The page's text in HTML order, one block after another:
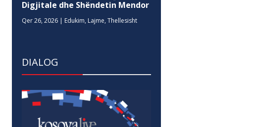
Digjitale dhe Shëndetin Mendor
Qer 26, 2026 | Edukim, Lajme,Thellesisht
DIALOG